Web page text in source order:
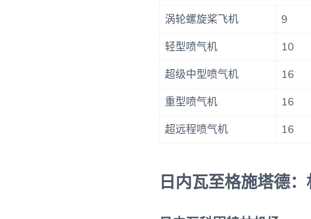
涡轮螺旋桨飞机
9
轻型喷气机
10
超级中型喷气机
16
重型喷气机
16
超远程喷气机
16
日内瓦至格施塔德